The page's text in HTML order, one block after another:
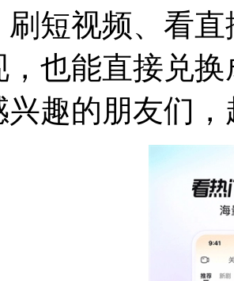
刷短视频、看
，也能直接兑
兴趣的朋友们